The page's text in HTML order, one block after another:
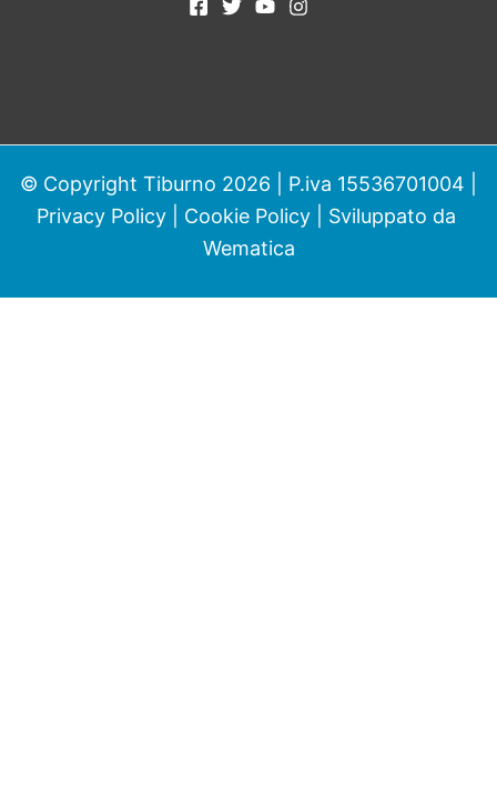
© Copyright Tiburno 2026 | P.iva 15536701004 |
Privacy Policy| Cookie Policy| Sviluppato da
Wematica